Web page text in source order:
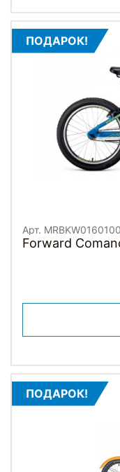
ПОДАРОК!
Арт.
Forward
ПОДАРОК!